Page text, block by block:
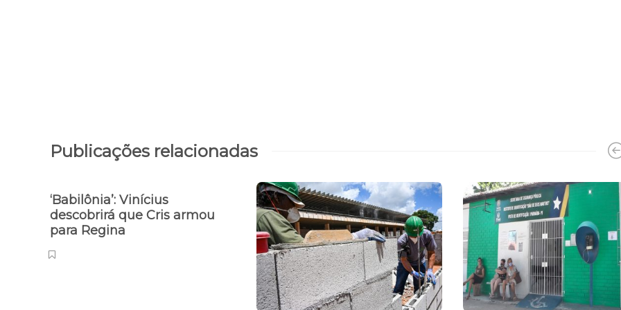
Publicações relacionadas
‘Babilônia’: Vinícius
descobrirá que Cris armou
para Regina